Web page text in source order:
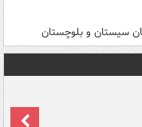
سیستان و بلوچستان